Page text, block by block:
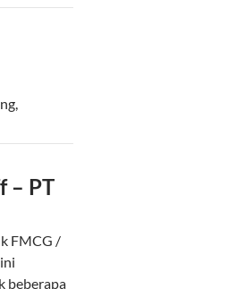
,
– PT
FMCG /
beberapa